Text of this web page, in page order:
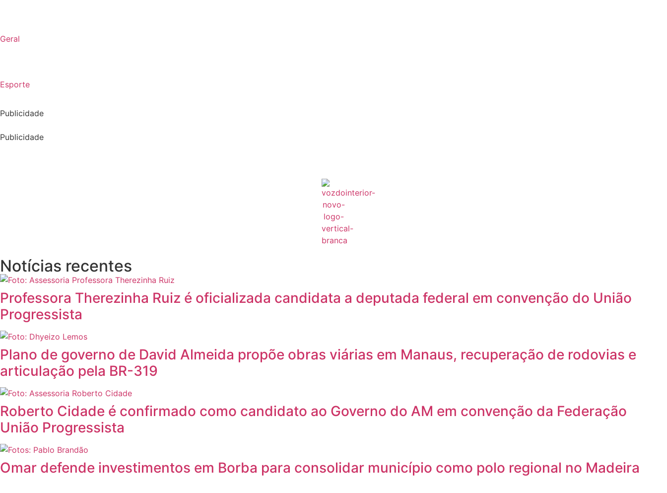
Geral
Esporte
Publicidade
Publicidade
Notícias recentes
Professora Therezinha Ruiz é oficializada candidata a deputada federal em convenção do União
Progressista
Plano de governo de David Almeida propõe obras viárias em Manaus, recuperação de rodovias e
articulação pela BR-319
Roberto Cidade é confirmado como candidato ao Governo do AM em convenção da Federação
União Progressista
Omar defende investimentos em Borba para consolidar município como polo regional no Madeira